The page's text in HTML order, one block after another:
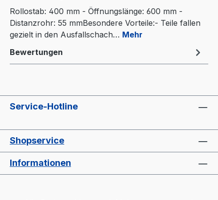
Rollostab: 400 mm - Öffnungslänge: 600 mm -
Distanzrohr: 55 mmBesondere Vorteile:- Teile fallen
gezielt in den Ausfallschach… Mehr
Bewertungen
Service-Hotline
Shopservice
Informationen